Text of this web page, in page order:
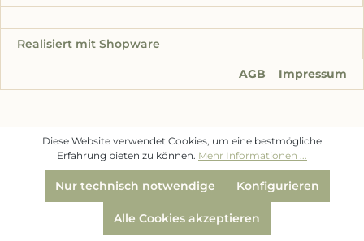
Realisiert mit Shopware
AGB Impressum
Diese Website verwendet Cookies, um eine bestmögliche
Erfahrung bieten zu können. Mehr Informationen ...
Nur technisch notwendige Konfigurieren
Alle Cookies akzeptieren